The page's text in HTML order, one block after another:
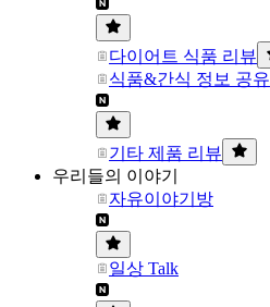
다이어트 식품 리뷰
식품&간식 정보 공유
기타 제품 리뷰
우리들의 이야기
자유이야기방
일상 Talk